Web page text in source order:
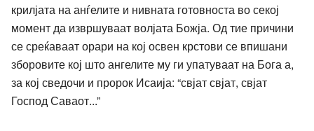
крилјата на анѓелите и нивната готовноста во секој
момент да извршуваат волјата Божја. Од тие причини
се среќаваат орари на кој освен крстови се впишани
зборовите кој што ангелите му ги упатуваат на Бога а,
за кој сведочи и пророк Исаија: “свјат свјат, свјат
Господ Саваот...”